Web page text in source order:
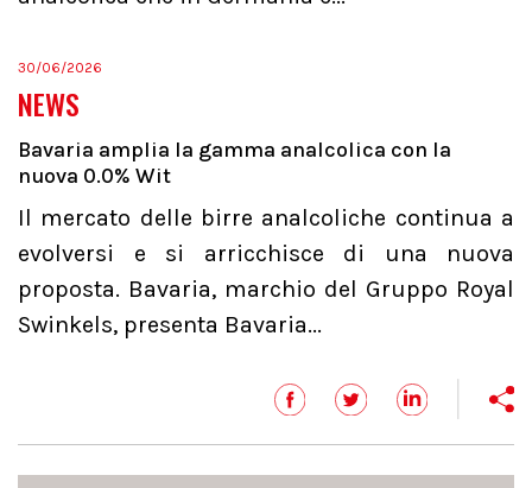
30/06/2026
NEWS
Bavaria amplia la gamma analcolica con la
nuova 0.0% Wit
Il mercato delle birre analcoliche continua a
evolversi e si arricchisce di una nuova
proposta. Bavaria, marchio del Gruppo Royal
Swinkels, presenta Bavaria...